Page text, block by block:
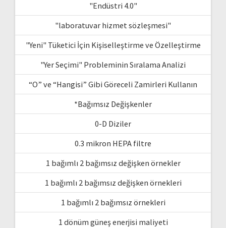
"Endüstri 4.0"
"laboratuvar hizmet sözleşmesi"
"Yeni" Tüketici İçin Kişiselleştirme ve Özelleştirme
"Yer Seçimi" Probleminin Sıralama Analizi
“O” ve “Hangisi” Gibi Göreceli Zamirleri Kullanın
*Bağımsız Değişkenler
0-D Diziler
0.3 mikron HEPA filtre
1 bağımlı 2 bağımsız değişken örnekler
1 bağımlı 2 bağımsız değişken örnekleri
1 bağımlı 2 bağımsız örnekleri
1 dönüm güneş enerjisi maliyeti